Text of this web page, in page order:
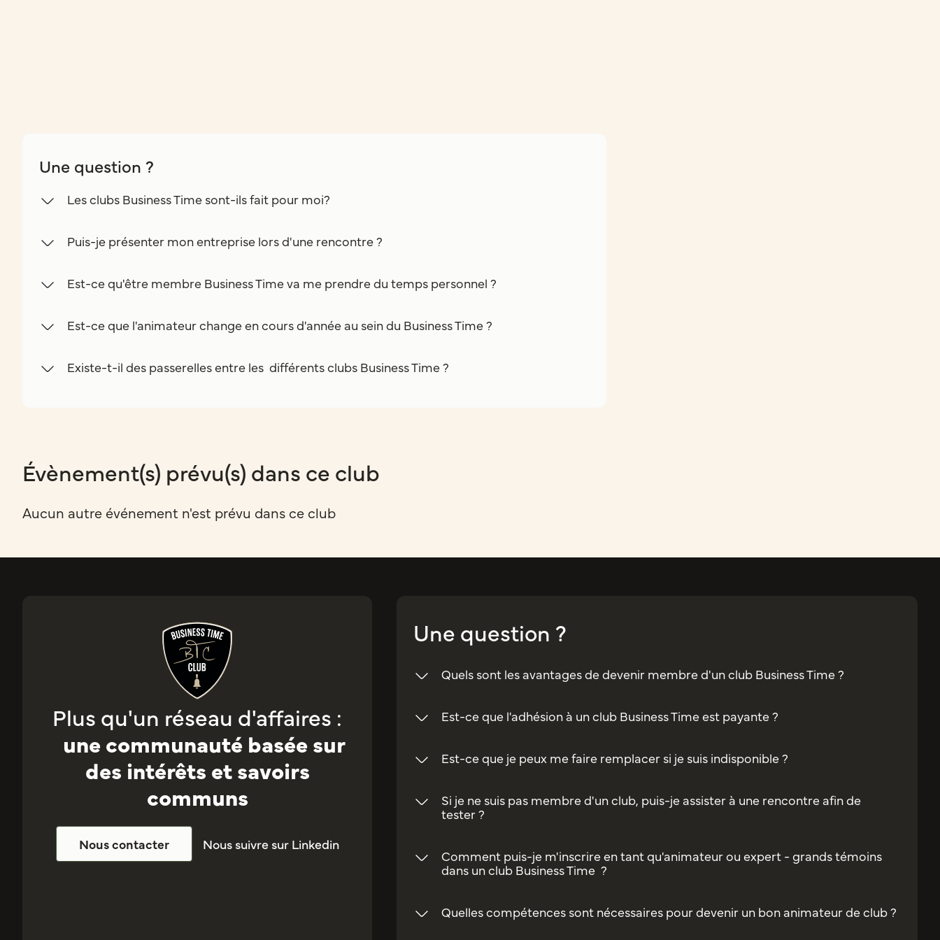
Une question ?
Les clubs Business Time sont-ils fait pour moi?
Puis-je présenter mon entreprise lors d'une rencontre ?
Est-ce qu'être membre Business Time va me prendre du temps personnel ?
Est-ce que l'animateur change en cours d'année au sein du Business Time ?
Existe-t-il des passerelles entre les différents clubs Business Time ?
Évènement(s) prévu(s) dans ce club
Aucun autre événement n'est prévu dans ce club
Plus qu'un réseau d'affaires :
une communauté basée sur
des intérêts et savoirs
communs
Nous contacter Nous suivre sur Linkedin
Une question ?
Quels sont les avantages de devenir membre d'un club Business Time ?
Est-ce que l'adhésion à un club Business Time est payante ?
Est-ce que je peux me faire remplacer si je suis indisponible ?
Si je ne suis pas membre d'un club, puis-je assister à une rencontre afin de
tester ?
Comment puis-je m'inscrire en tant qu'animateur ou expert - grands témoins
dans un club Business Time ?
Quelles compétences sont nécessaires pour devenir un bon animateur de club ?